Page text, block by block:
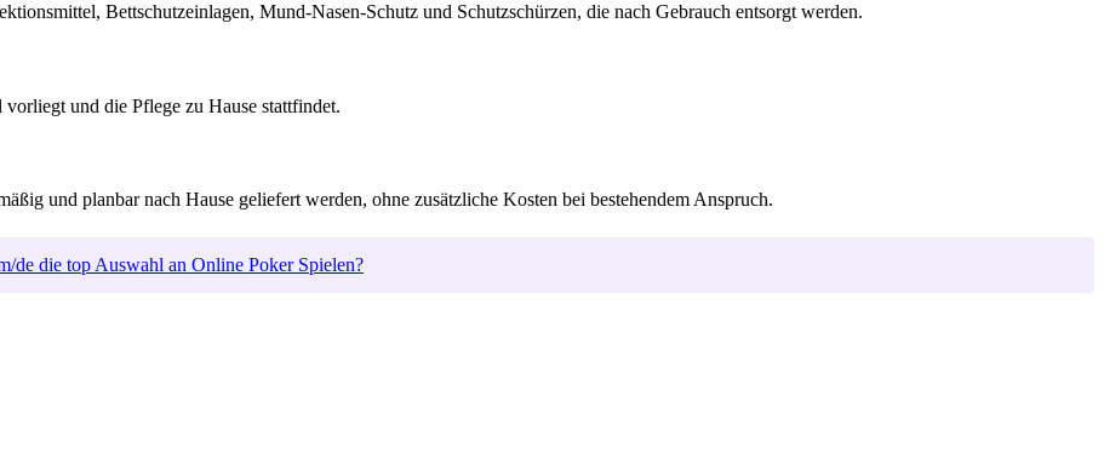
Bettschutzeinlagen, Mund-Nasen-Schutz und Schutzschürzen, die nach Gebrauch entsorgt werden.
und die Pflege zu Hause stattfindet.
und planbar nach Hause geliefert werden, ohne zusätzliche Kosten bei bestehendem Anspruch.
de die top Auswahl an Online Poker Spielen?